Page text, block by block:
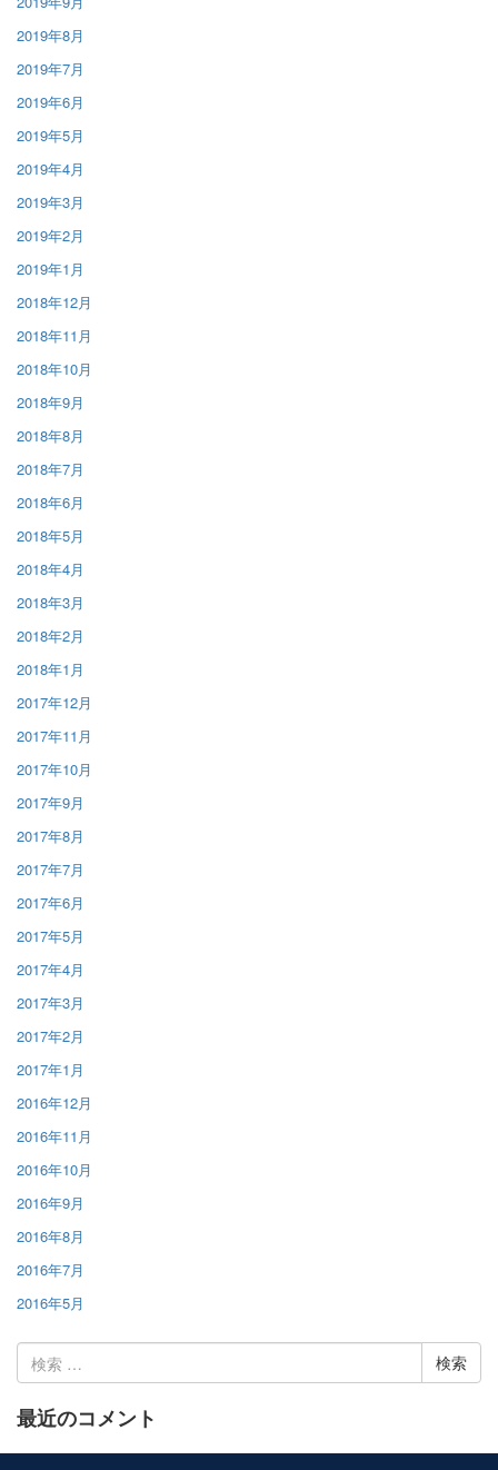
2019年8月
2019年7月
2019年6月
2019年5月
2019年4月
2019年3月
2019年2月
2019年1月
2018年12月
2018年11月
2018年10月
2018年9月
2018年8月
2018年7月
2018年6月
2018年5月
2018年4月
2018年3月
2018年2月
2018年1月
2017年12月
2017年11月
2017年10月
2017年9月
2017年8月
2017年7月
2017年6月
2017年5月
2017年4月
2017年3月
2017年2月
2017年1月
2016年12月
2016年11月
2016年10月
2016年9月
2016年8月
2016年7月
2016年5月
索:
最近のコメント